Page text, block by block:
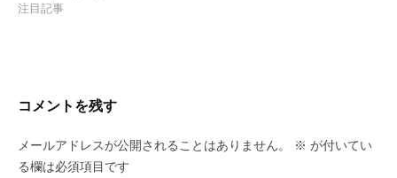
注目記事
コメントを残す
メールアドレスが公開されることはありません。 ※ が付いてい
る欄は必須項目です